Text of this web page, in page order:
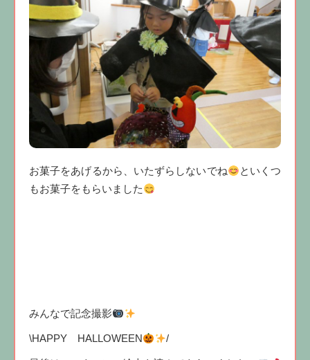
お菓子をあげるから、いたずらしないでね
といくつ
もお菓子をもらいました
みんなで記念撮影
\HAPPY HALLOWEEN /